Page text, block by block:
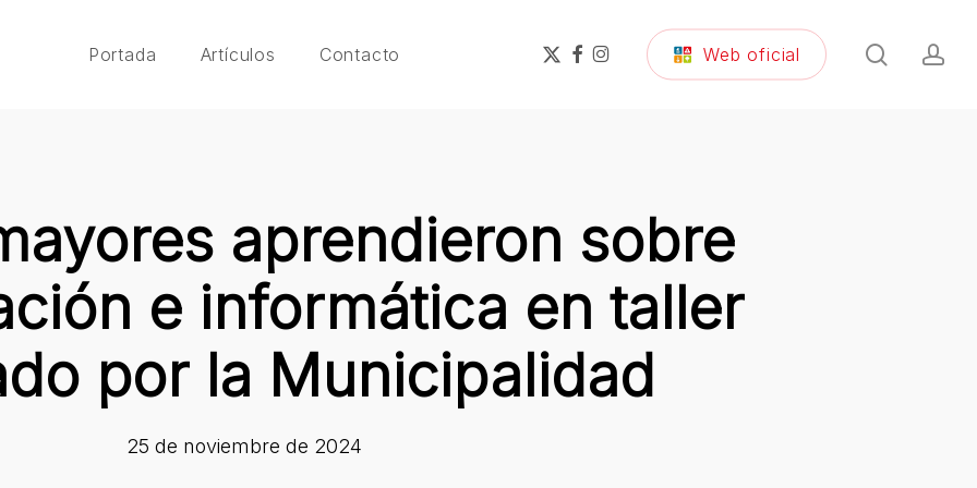
Portada Artículos Contacto
x-
twitter
facebook
instagram Web oficial search
aprendieron sobre
e informática en taller
por la Municipalidad
25 de noviembre de 2024